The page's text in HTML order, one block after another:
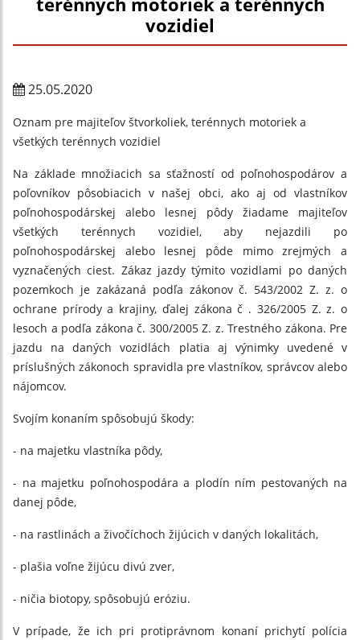
vozidiel
25.05.2020
Oznam pre majiteľov štvorkoliek, terénnych motoriek a
všetkých terénnych vozidiel
Na základe množiacich sa sťažností od poľnohospodárov a
poľovníkov pôsobiacich v našej obci, ako aj od vlastníkov
poľnohospodárskej alebo lesnej pôdy žiadame majiteľov
všetkých terénnych vozidiel, aby nejazdili po
poľnohospodárskej alebo lesnej pôde mimo zrejmých a
vyznačených ciest. Zákaz jazdy týmito vozidlami po daných
pozemkoch je zakázaná podľa zákonov č. 543/2002 Z. z. o
ochrane prírody a krajiny, ďalej zákona č . 326/2005 Z. z. o
lesoch a podľa zákona č. 300/2005 Z. z. Trestného zákona. Pre
jazdu na daných vozidlách platia aj výnimky uvedené v
príslušných zákonoch spravidla pre vlastníkov, správcov alebo
nájomcov.
Svojím konaním spôsobujú škody:
- na majetku vlastníka pôdy,
- na majetku poľnohospodára a plodín ním pestovaných na
danej pôde,
- na rastlinách a živočíchoch žijúcich v daných lokalitách,
- plašia voľne žijúcu divú zver,
- ničia biotopy, spôsobujú eróziu.
V prípade, že ich pri protiprávnom konaní prichytí polícia